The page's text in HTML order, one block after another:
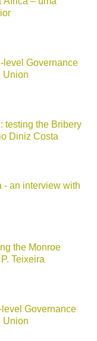
level Governance
Union
testing the Bribery
Diniz Costa
- an interview with
the Monroe
Teixeira
Governance
Union